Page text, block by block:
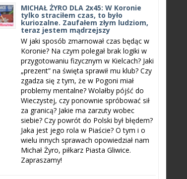
MICHAŁ ŻYRO DLA 2x45: W Koronie
tylko straciłem czas, to było
kuriozalne. Zaufałem złym ludziom,
teraz jestem mądrzejszy
W jaki sposób zmarnował czas będąc w
Koronie? Na czym polegał brak logiki w
przygotowaniu fizycznym w Kielcach? Jaki
„prezent” na święta sprawił mu klub? Czy
zgadza się z tym, że w Pogoni miał
problemy mentalne? Wolałby pójść do
Wieczystej, czy ponownie spróbować sił
za granicą? Jakie ma zarzuty wobec
siebie? Czy powrót do Polski był błędem?
Jaka jest jego rola w Piaście? O tym i o
wielu innych sprawach opowiedział nam
Michał Żyro, piłkarz Piasta Gliwice.
Zapraszamy!